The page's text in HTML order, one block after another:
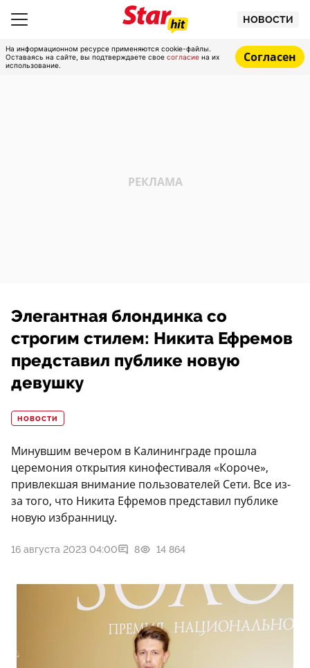
НОВОСТИ
На информационном ресурсе применяются cookie-файлы.
Оставаясь на сайте, вы подтверждаете свое согласие на их
использование.
Согласен
Элегантная блондинка со
строгим стилем: Никита Ефремов
представил публике новую
девушку
НОВОСТИ
Минувшим вечером в Калининграде прошла
церемония открытия кинофестиваля «Короче»,
привлекшая внимание пользователей Сети. Все из-
за того, что Никита Ефремов представил публике
новую избранницу.
16 августа 2023 04:00 8 14 864